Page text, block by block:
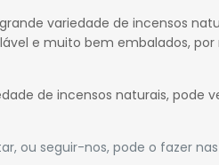
variedade de incensos
e muito bem embalados,
de incensos naturais, pode
ou seguir-nos, pode o fazer